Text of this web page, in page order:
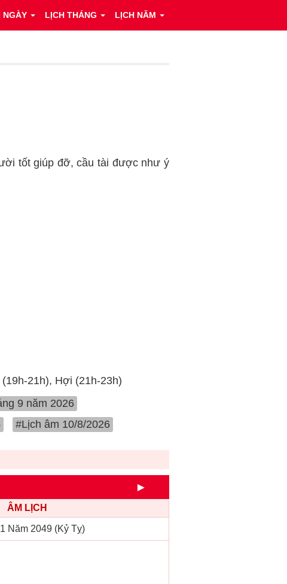
NGÀY LỊCH THÁNG LỊCH NĂM
tốt giúp đỡ, cầu tài được như ý
21h), Hợi (21h-23h)
9 năm 2026
#Lịch âm 10/8/2026
►
ÂM LỊCH
Năm 2049 (Kỷ Tỵ)